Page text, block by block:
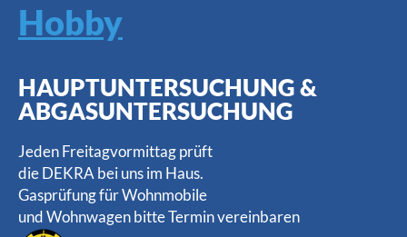
Hobby
HAUPTUNTERSUCHUNG &
ABGASUNTERSUCHUNG
Jeden Freitagvormittag prüft
die DEKRA bei uns im Haus.
Gasprüfung für Wohnmobile
und Wohnwagen bitte Termin vereinbaren